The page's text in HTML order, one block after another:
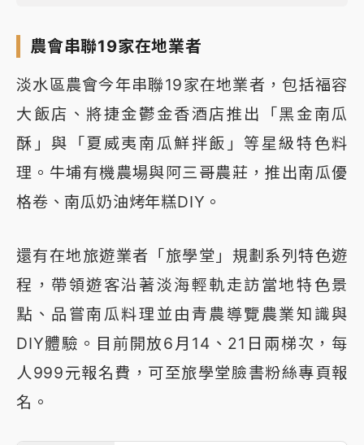
農會串聯19家在地業者
淡水區農會今年串聯19家在地業者，包括福容
大飯店、將捷金鬱金香酒店推出「黑金南瓜
酥」與「夏威夷南瓜鮮拌飯」等星級特色料
理。牛埔有機農場與阿三哥農莊，推出南瓜優
格卷、南瓜奶油烤年糕DIY。
還有在地旅遊業者「旅學堂」規劃系列特色遊
程，帶領遊客沿著淡海輕軌走訪當地特色景
點、品嘗南瓜料理並由青農導覽農業知識與
DIY體驗。目前開放6月14、21日兩梯次，每
人999元報名費，可至旅學堂臉書粉絲專頁報
名。